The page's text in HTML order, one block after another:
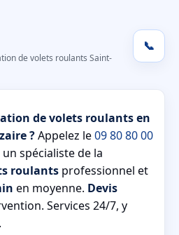
de volets roulants Saint-
📞
de volets roulants en
?Appelez le09 80 80 00
spécialiste de la
roulants professionnel et
en moyenne. Devis
Services 24/7, y